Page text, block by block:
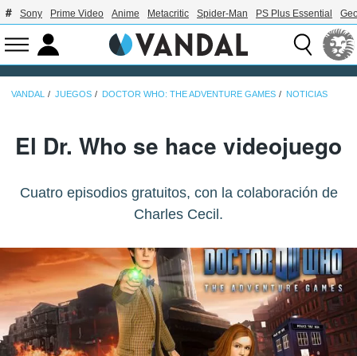
Sony Prime Video Anime Metacritic Spider-Man PS Plus Essential
VANDAL JUEGOS DOCTOR WHO: THE ADVENTURE GAMES NOTICIAS
El Dr. Who se hace videojuego
Cuatro episodios gratuitos, con la colaboración de
Charles Cecil.